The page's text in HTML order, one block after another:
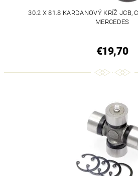
30.2 X 81.8 KARDANOVÝ KRÍŽ JCB,
MERCEDES
€19,70